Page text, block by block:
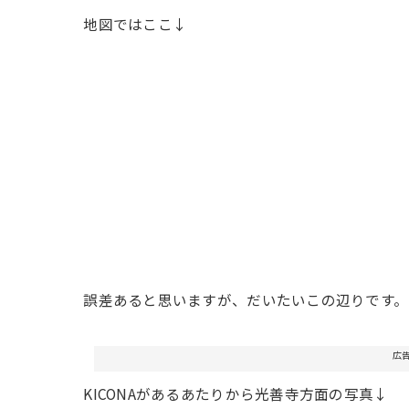
地図ではここ↓
誤差あると思いますが、だいたいこの辺りです。
広
KICONAがあるあたりから光善寺方面の写真↓